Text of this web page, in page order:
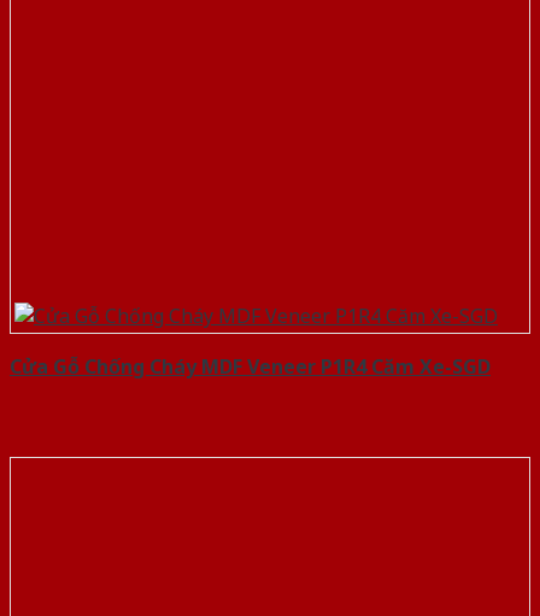
Cửa Gỗ Chống Cháy MDF Veneer P1R4 Căm Xe-SGD